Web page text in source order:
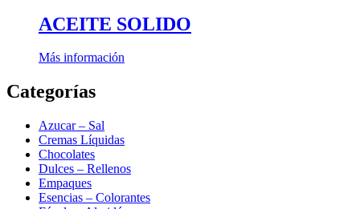
ACEITE SOLIDO
Más información
Categorías
Azucar – Sal
Cremas Líquidas
Chocolates
Dulces – Rellenos
Empaques
Esencias – Colorantes